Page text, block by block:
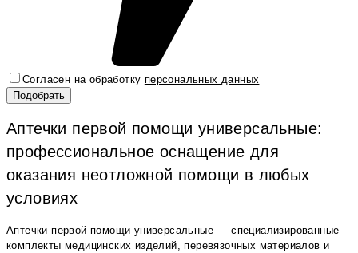
Согласен на обработку персональных данных
Аптечки первой помощи универсальные:
профессиональное оснащение для
оказания неотложной помощи в любых
условиях
Аптечки первой помощи универсальные — специализированные
комплекты медицинских изделий, перевязочных материалов и